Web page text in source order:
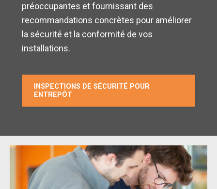
préoccupantes et fournissant des
recommandations concrètes pour améliorer
la sécurité et la conformité de vos
installations.
INSPECTIONS DE SÉCURITÉ POUR
ENTREPÔT